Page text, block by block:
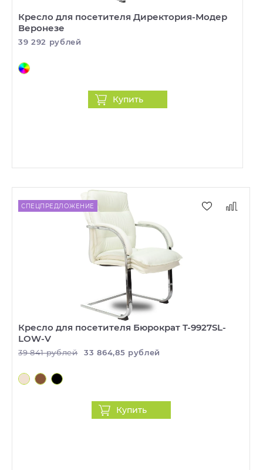
Кресло для посетителя Директория-Модер
Веронезе
39 292 рублей
Купить
СПЕЦПРЕДЛОЖЕНИЕ
Кресло для посетителя Бюрократ T-9927SL-
LOW-V
39 841 рублей 33 864,85 рублей
Купить